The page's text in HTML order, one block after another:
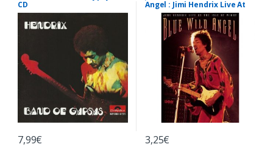
CD
7,99€
Angel : Jimi Hendrix Live At
The Isle Of Wight – DVD
3,25€